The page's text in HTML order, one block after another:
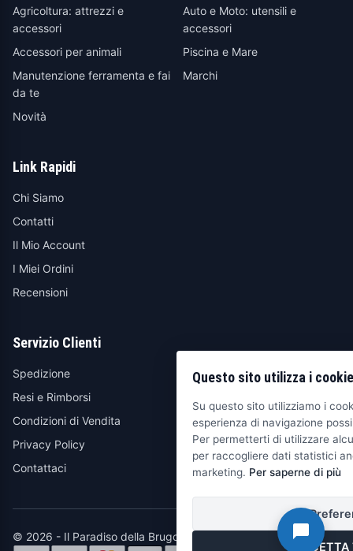
Agricoltura: attrezzi e
accessori
Auto e Moto: utensili e
accessori
Accessori per animali
Piscina e Mare
Manutenzione ferramenta e fai
da te
Marchi
Novità
Link Rapidi
Chi Siamo
Contatti
Il Mio Account
I Miei Ordini
Recensioni
Servizio Clienti
Spedizione
Resi e Rimborsi
Condizioni di Vendita
Privacy Policy
Contattaci
© 2026 - Il Paradiso della Brugola
Questo sito utilizza i cookie
Su questo sito utilizziamo i
esperienza di navigazione
Per permetterti di utilizzare
per raccogliere dati statistici
marketing. Per saperne di più